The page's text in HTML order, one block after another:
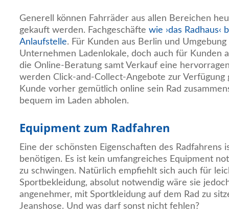
Generell können Fahrräder aus allen Bereichen
gekauft werden. Fachgeschäfte wie ›das Radhaus‹
Anlaufstelle. Für Kunden aus Berlin und
Unternehmen Ladenlokale, doch auch für Kunden
die Online-Beratung samt Verkauf eine
werden Click-and-Collect-Angebote zur Verfügung
Kunde vorher gemütlich online sein Rad
bequem im Laden abholen.
Equipment zum Radfahren
Eine der schönsten Eigenschaften des Radfahrens
benötigen. Es ist kein umfangreiches Equipment
zu schwingen. Natürlich empfiehlt sich auch für
Sportbekleidung, absolut notwendig wäre sie
angenehmer, mit Sportkleidung auf dem Rad zu
Jeanshose. Und was darf sonst nicht fehlen?